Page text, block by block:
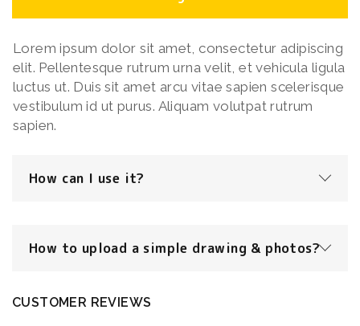
Lorem ipsum dolor sit amet, consectetur adipiscing
elit. Pellentesque rutrum urna velit, et vehicula ligula
luctus ut. Duis sit amet arcu vitae sapien scelerisque
vestibulum id ut purus. Aliquam volutpat rutrum
sapien.
How can I use it?
How to upload a simple drawing & photos?
CUSTOMER REVIEWS